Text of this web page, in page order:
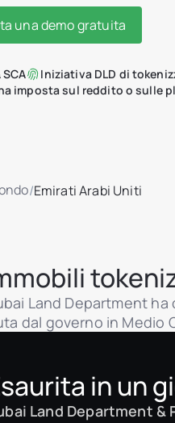
una demo gratuita
SCA
Iniziativa DLD di
imposta sul reddito o sulle
/Emirati Arabi Uniti
Land Department
dal governo in Medio
in un
Land Department &